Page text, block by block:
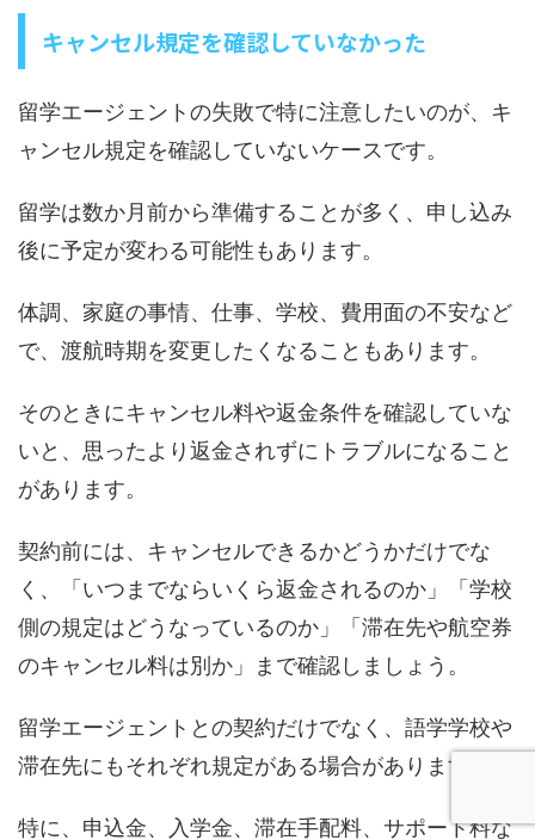
キャンセル規定を確認していなかった
留学エージェントの失敗で特に注意したいのが、キ
ャンセル規定を確認していないケースです。
留学は数か月前から準備することが多く、申し込み
後に予定が変わる可能性もあります。
体調、家庭の事情、仕事、学校、費用面の不安など
で、渡航時期を変更したくなることもあります。
そのときにキャンセル料や返金条件を確認していな
いと、思ったより返金されずにトラブルになること
があります。
契約前には、キャンセルできるかどうかだけでな
く、「いつまでならいくら返金されるのか」「学校
側の規定はどうなっているのか」「滞在先や航空券
のキャンセル料は別か」まで確認しましょう。
留学エージェントとの契約だけでなく、語学学校や
滞在先にもそれぞれ規定がある場合があります。
特に、申込金、入学金、滞在手配料、サポート料な